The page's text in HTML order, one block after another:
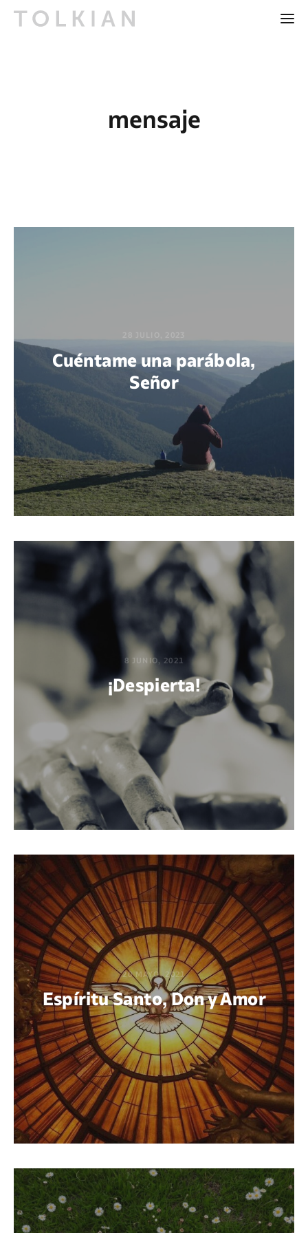
mensaje
Cuéntame una parábola,
Señor
POR DIEGO QUIJANO
8 JUNIO, 2021
¡Despierta!
POR GABRIEL M. ACUÑA
20 MAYO, 2021
Espíritu Santo, Don y Amor
POR BEATRIZ AZAÑEDO